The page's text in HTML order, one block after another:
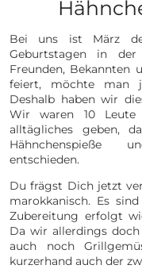
Bei uns ist März
Geburtstagen in
Freunden, Bekannten
feiert, möchte man
Deshalb haben wir
Wir waren 10
alltägliches geben,
Hähnchenspieße
entschieden.
Du frägst Dich jetzt
marokkanisch. Es
Zubereitung erfolgt
Da wir allerdings
auch noch
kurzerhand auch der